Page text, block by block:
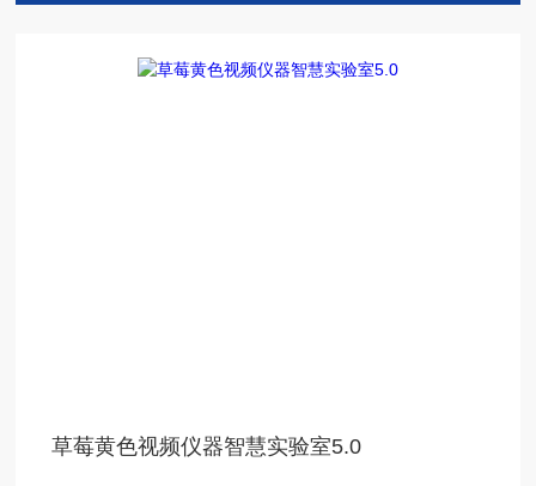
草莓黄色视频仪器智慧实验室5.0